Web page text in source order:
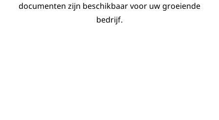
documenten zijn beschikbaar voor uw groeiende
bedrijf.